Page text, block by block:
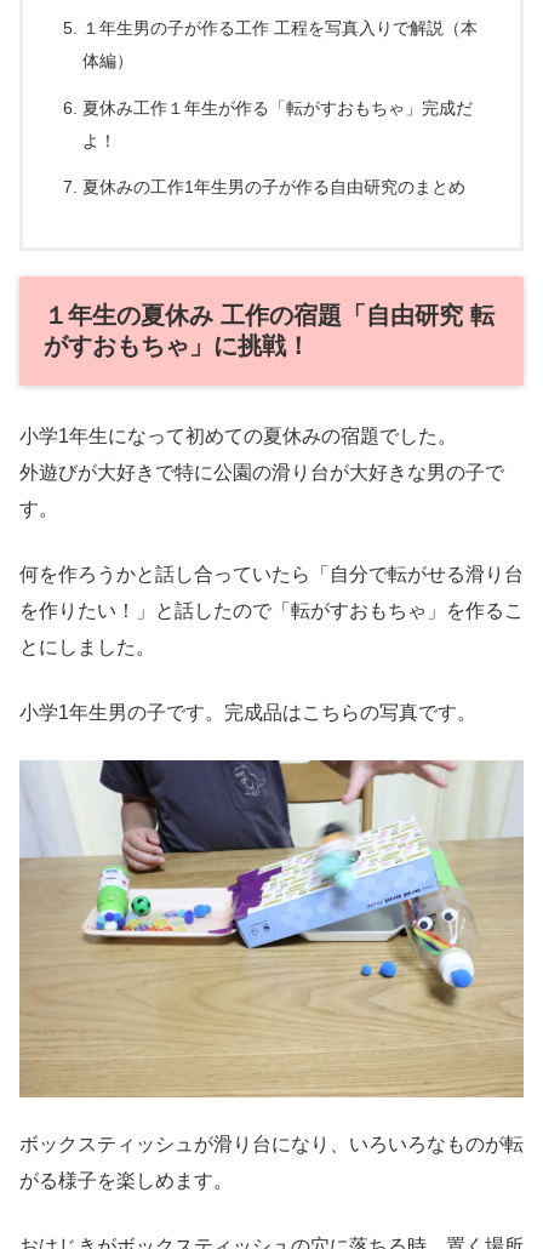
１年生男の子が作る工作 工程を写真入りで解説（本
体編）
夏休み工作１年生が作る「転がすおもちゃ」完成だ
よ！
夏休みの工作1年生男の子が作る自由研究のまとめ
１年生の夏休み 工作の宿題「自由研究 転
がすおもちゃ」に挑戦！
小学1年生になって初めての夏休みの宿題でした。
外遊びが大好きで特に公園の滑り台が大好きな男の子で
す。
何を作ろうかと話し合っていたら「自分で転がせる滑り台
を作りたい！」と話したので「転がすおもちゃ」を作るこ
とにしました。
小学1年生男の子です。完成品はこちらの写真です。
ボックスティッシュが滑り台になり、いろいろなものが転
がる様子を楽しめます。